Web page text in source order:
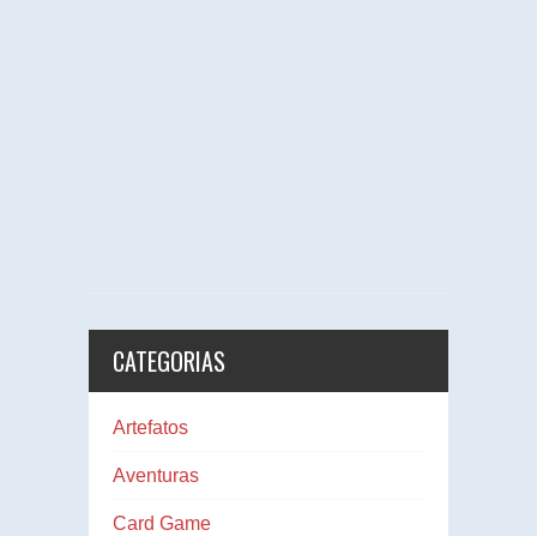
CATEGORIAS
Artefatos
Aventuras
Card Game